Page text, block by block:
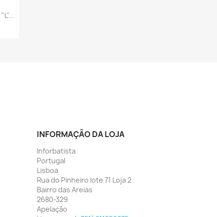
INFORMAÇÃO DA LOJA
Inforbatista
Portugal
Lisboa
Rua do Pinheiro lote 71 Loja 2
Bairro das Areias
2680-329
Apelação